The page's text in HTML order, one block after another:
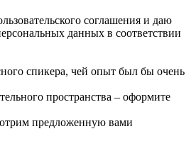
соглашения и даю
данных в соответствии
спикера, чей опыт был бы очень
пространства – оформите
предложенную вами